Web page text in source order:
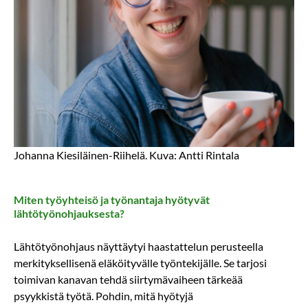
Johanna Kiesiläinen-Riihelä. Kuva: Antti Rintala
Miten työyhteisö ja työnantaja hyötyvät
lähtötyönohjauksesta?
Lähtötyönohjaus näyttäytyi haastattelun perusteella
merkityksellisenä eläköityvälle työntekijälle. Se tarjosi
toimivan kanavan tehdä siirtymävaiheen tärkeää
psyykkistä työtä. Pohdin, mitä hyötyjä